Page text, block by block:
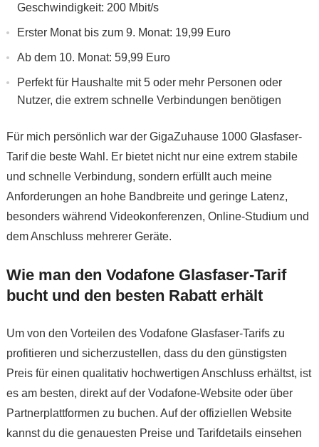
Geschwindigkeit: 200 Mbit/s
Erster Monat bis zum 9. Monat: 19,99 Euro
Ab dem 10. Monat: 59,99 Euro
Perfekt für Haushalte mit 5 oder mehr Personen oder
Nutzer, die extrem schnelle Verbindungen benötigen
Für mich persönlich war der GigaZuhause 1000 Glasfaser-
Tarif die beste Wahl. Er bietet nicht nur eine extrem stabile
und schnelle Verbindung, sondern erfüllt auch meine
Anforderungen an hohe Bandbreite und geringe Latenz,
besonders während Videokonferenzen, Online-Studium und
dem Anschluss mehrerer Geräte.
Wie man den Vodafone Glasfaser-Tarif
bucht und den besten Rabatt erhält
Um von den Vorteilen des Vodafone Glasfaser-Tarifs zu
profitieren und sicherzustellen, dass du den günstigsten
Preis für einen qualitativ hochwertigen Anschluss erhältst, ist
es am besten, direkt auf der Vodafone-Website oder über
Partnerplattformen zu buchen. Auf der offiziellen Website
kannst du die genauesten Preise und Tarifdetails einsehen